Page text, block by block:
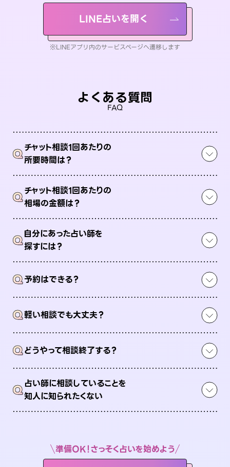
LINE占いを開く
※LINEアプリ内のサービスページへ遷移します
よくある質問
FAQ
Qチャット相談1回あたりの
所要時間は？
Qチャット相談1回あたりの
相場の金額は？
Q自分にあった占い師を
探すには？
Q予約はできる？
Q軽い相談でも大丈夫？
Qどうやって相談終了する？
Q占い師に相談していることを
知人に知られたくない
準備OK！さっそく占いを始めよう